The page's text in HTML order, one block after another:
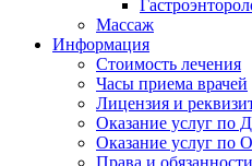
Массаж
Информация
Стоимость лечения
Часы приема врачей
Лицензия и
Оказание услуг по
Оказание услуг по
Права и